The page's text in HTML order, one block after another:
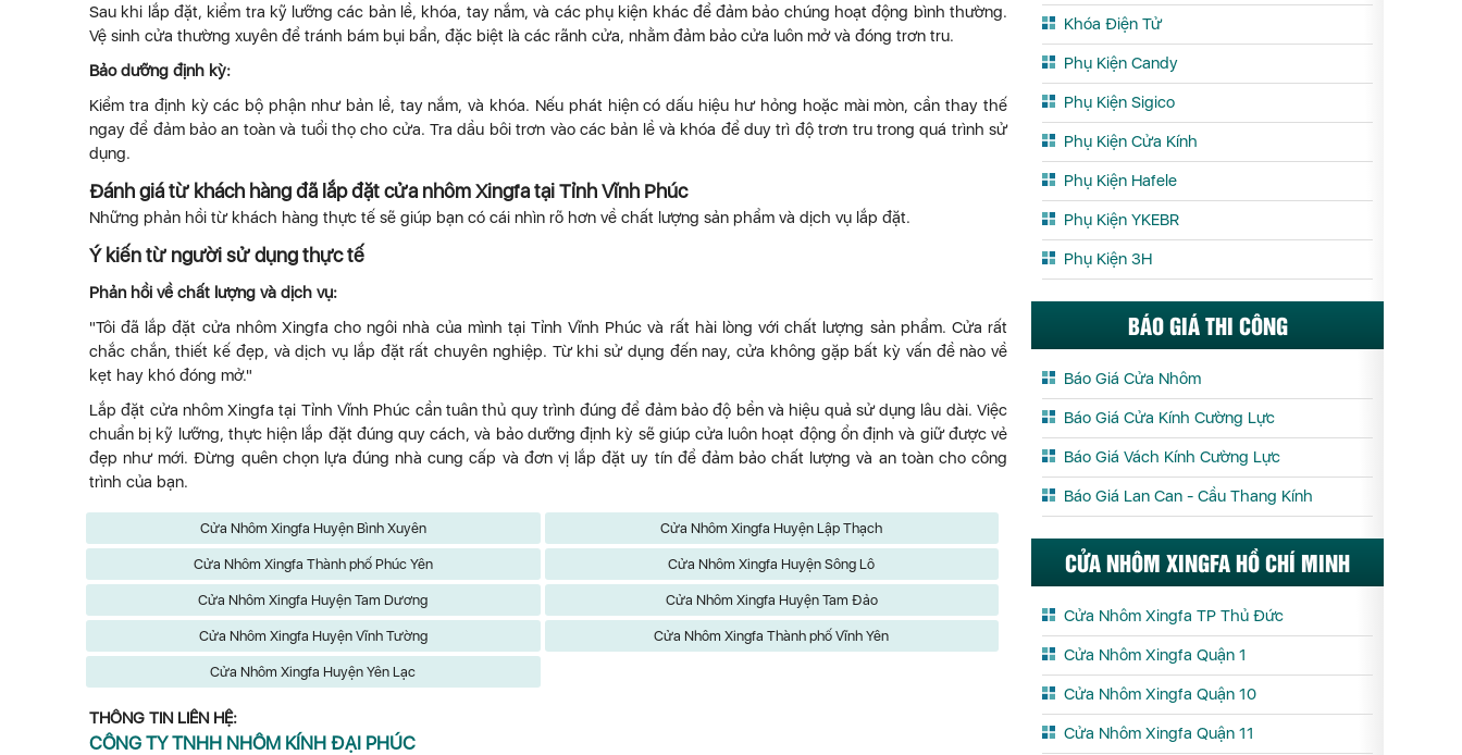
Sau khi lắp đặt, kiểm tra kỹ lưỡng các bản lề, khóa, tay nắm, và các phụ kiện khác để đảm bảo chúng hoạt động bình thường.
Vệ sinh cửa thường xuyên để tránh bám bụi bẩn, đặc biệt là các rãnh cửa, nhằm đảm bảo cửa luôn mở và đóng trơn tru.
Bảo dưỡng định kỳ:
Kiểm tra định kỳ các bộ phận như bản lề, tay nắm, và khóa. Nếu phát hiện có dấu hiệu hư hỏng hoặc mài mòn, cần thay thế
ngay để đảm bảo an toàn và tuổi thọ cho cửa. Tra dầu bôi trơn vào các bản lề và khóa để duy trì độ trơn tru trong quá trình sử
dụng.
Đánh giá từ khách hàng đã lắp đặt cửa nhôm Xingfa tại Tỉnh Vĩnh Phúc
Những phản hồi từ khách hàng thực tế sẽ giúp bạn có cái nhìn rõ hơn về chất lượng sản phẩm và dịch vụ lắp đặt.
Ý kiến từ người sử dụng thực tế
Phản hồi về chất lượng và dịch vụ:
"Tôi đã lắp đặt cửa nhôm Xingfa cho ngôi nhà của mình tại Tỉnh Vĩnh Phúc và rất hài lòng với chất lượng sản phẩm. Cửa rất
chắc chắn, thiết kế đẹp, và dịch vụ lắp đặt rất chuyên nghiệp. Từ khi sử dụng đến nay, cửa không gặp bất kỳ vấn đề nào về
kẹt hay khó đóng mở."
Lắp đặt cửa nhôm Xingfa tại Tỉnh Vĩnh Phúc cần tuân thủ quy trình đúng để đảm bảo độ bền và hiệu quả sử dụng lâu dài. Việc
chuẩn bị kỹ lưỡng, thực hiện lắp đặt đúng quy cách, và bảo dưỡng định kỳ sẽ giúp cửa luôn hoạt động ổn định và giữ được vẻ
đẹp như mới. Đừng quên chọn lựa đúng nhà cung cấp và đơn vị lắp đặt uy tín để đảm bảo chất lượng và an toàn cho công
trình của bạn.
Cửa Nhôm Xingfa Huyện Bình Xuyên Cửa Nhôm Xingfa Huyện Lập Thạch
Cửa Nhôm Xingfa Thành phố Phúc Yên Cửa Nhôm Xingfa Huyện Sông Lô
Cửa Nhôm Xingfa Huyện Tam Dương Cửa Nhôm Xingfa Huyện Tam Đảo
Cửa Nhôm Xingfa Huyện Vĩnh Tường Cửa Nhôm Xingfa Thành phố Vĩnh Yên
Cửa Nhôm Xingfa Huyện Yên Lạc
THÔNG TIN LIÊN HỆ:
CÔNG TY TNHH NHÔM KÍNH ĐẠI PHÚC
Khóa Điện Tử
Phụ Kiện Candy
Phụ Kiện Sigico
Phụ Kiện Cửa Kính
Phụ Kiện Hafele
Phụ Kiện YKEBR
Phụ Kiện 3H
BÁO GIÁ THI CÔNG
Báo Giá Cửa Nhôm
Báo Giá Cửa Kính Cường Lực
Báo Giá Vách Kính Cường Lực
Báo Giá Lan Can - Cầu Thang Kính
CỬA NHÔM XINGFA HỒ CHÍ MINH
Cửa Nhôm Xingfa TP Thủ Đức
Cửa Nhôm Xingfa Quận 1
Cửa Nhôm Xingfa Quận 10
Cửa Nhôm Xingfa Quận 11